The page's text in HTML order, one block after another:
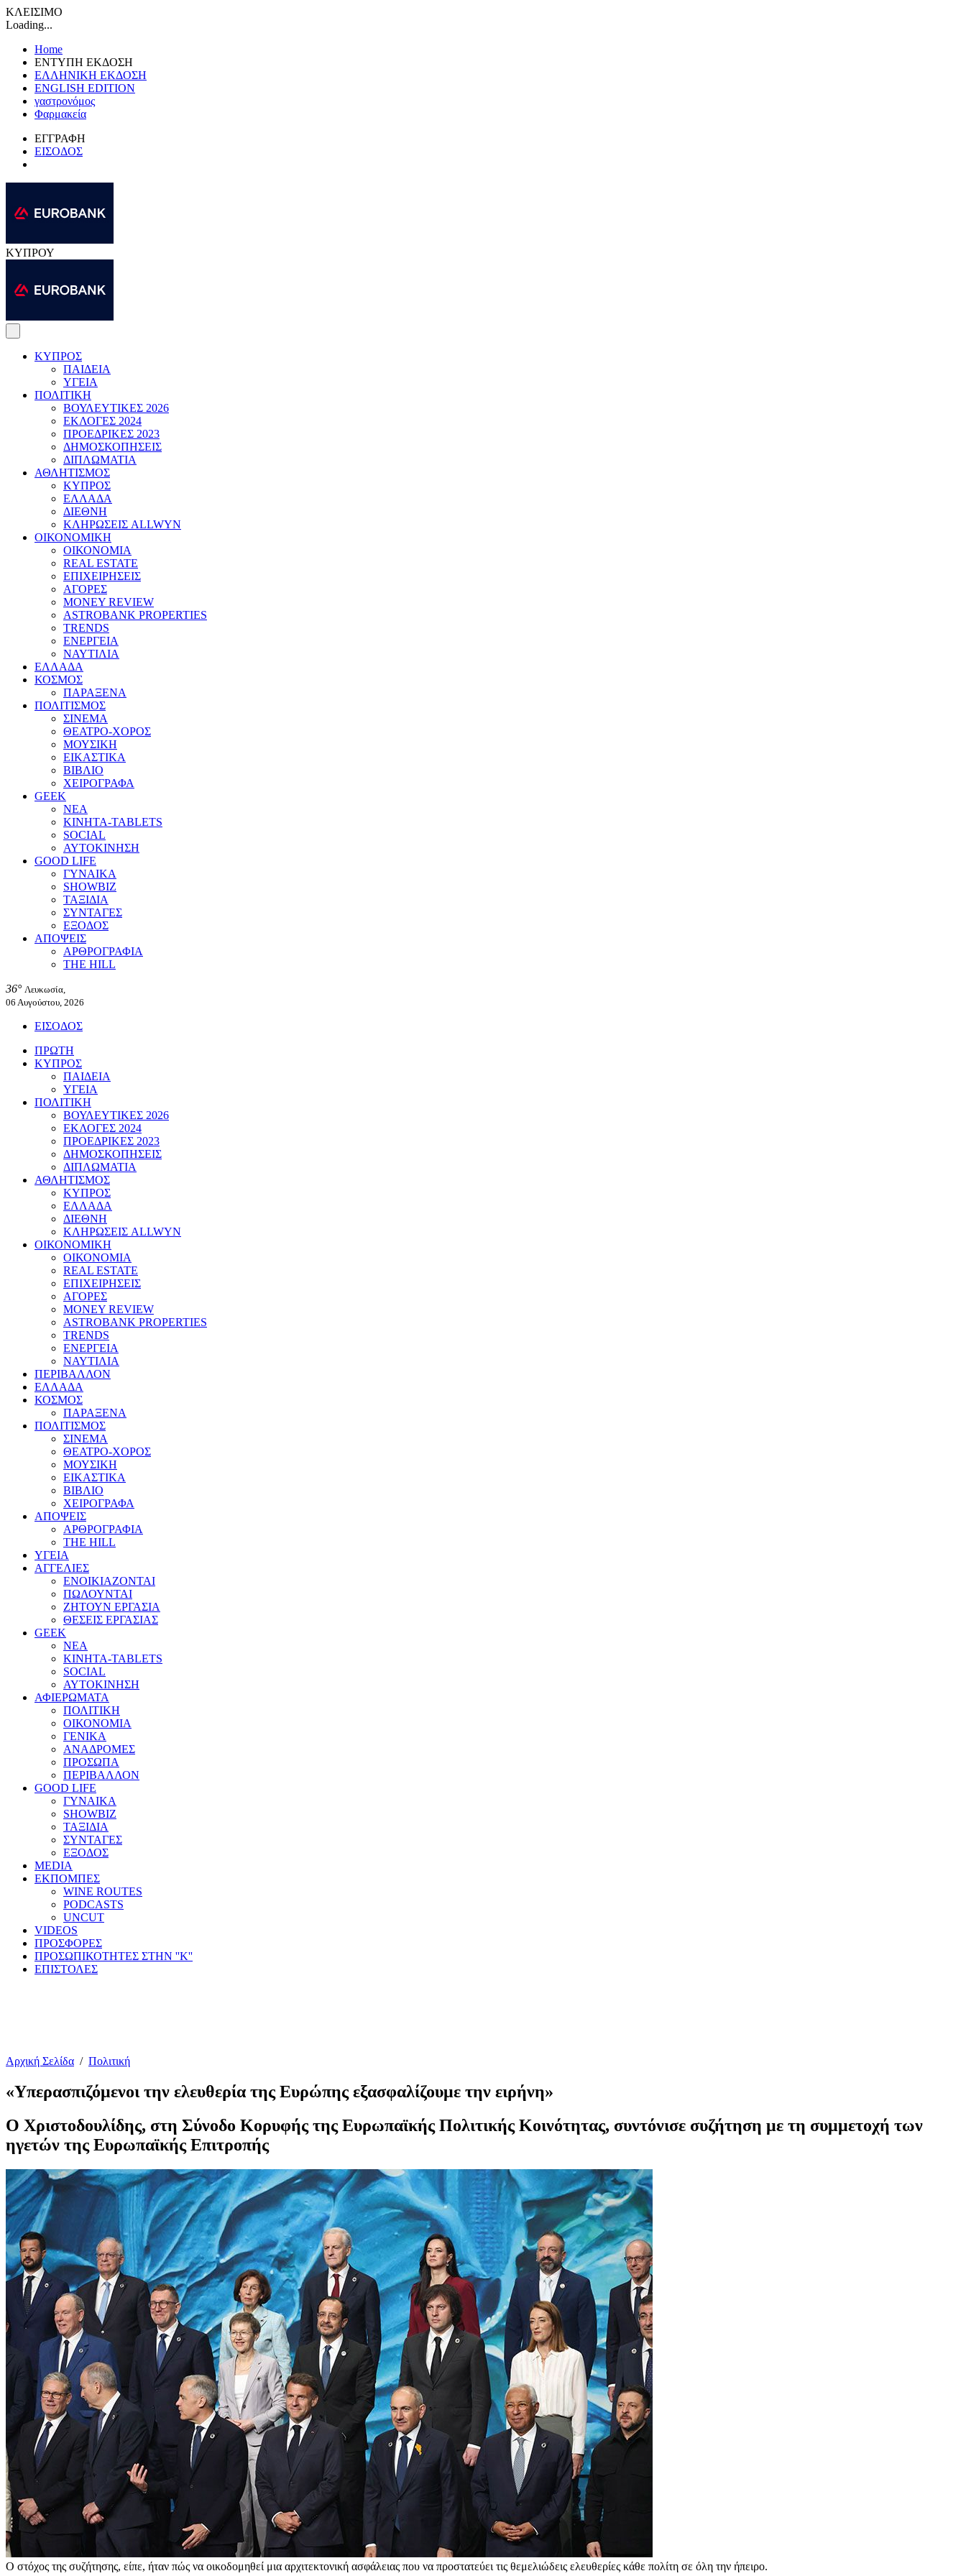
ΚΛΕΙΣΙΜΟ
Loading...
Home
ΕΝΤΥΠΗ ΕΚΔΟΣΗ
ΕΛΛΗΝΙΚΗ ΕΚΔΟΣΗ
ENGLISH EDITION
γαστρονόμος
Φαρμακεία
ΕΓΓΡΑΦΗ
ΕΙΣΟΔΟΣ
ΚΥΠΡΟΥ
ΚΥΠΡΟΣ
ΠΑΙΔΕΙΑ
ΥΓΕΙΑ
ΠΟΛΙΤΙΚΗ
ΒΟΥΛΕΥΤΙΚΕΣ 2026
ΕΚΛΟΓΕΣ 2024
ΠΡΟΕΔΡΙΚΕΣ 2023
ΔΗΜΟΣΚΟΠΗΣΕΙΣ
ΔΙΠΛΩΜΑΤΙΑ
ΑΘΛΗΤΙΣΜΟΣ
ΚΥΠΡΟΣ
ΕΛΛΑΔΑ
ΔΙΕΘΝΗ
ΚΛΗΡΩΣΕΙΣ ALLWYN
ΟΙΚΟΝΟΜΙΚΗ
ΟΙΚΟΝΟΜΙΑ
REAL ESTATE
ΕΠΙΧΕΙΡΗΣΕΙΣ
ΑΓΟΡΕΣ
MONEY REVIEW
ASTROBANK PROPERTIES
TRENDS
ΕΝΕΡΓΕΙΑ
ΝΑΥΤΙΛΙΑ
ΕΛΛΑΔΑ
ΚΟΣΜΟΣ
ΠΑΡΑΞΕΝΑ
ΠΟΛΙΤΙΣΜΟΣ
ΣΙΝΕΜΑ
ΘΕΑΤΡΟ-ΧΟΡΟΣ
ΜΟΥΣΙΚΗ
ΕΙΚΑΣΤΙΚΑ
ΒΙΒΛΙΟ
ΧΕΙΡΟΓΡΑΦΑ
GEEK
ΝΕΑ
ΚΙΝΗΤΑ-TABLETS
SOCIAL
ΑΥΤΟΚΙΝΗΣΗ
GOOD LIFE
ΓΥΝΑΙΚΑ
SHOWBIZ
ΤΑΞΙΔΙΑ
ΣΥΝΤΑΓΕΣ
ΕΞΟΔΟΣ
ΑΠΟΨΕΙΣ
ΑΡΘΡΟΓΡΑΦΙΑ
THE HILL
36° Λευκωσία,
06 Αυγούστου, 2026
ΕΙΣΟΔΟΣ
ΠΡΩΤΗ
ΚΥΠΡΟΣ
ΠΑΙΔΕΙΑ
ΥΓΕΙΑ
ΠΟΛΙΤΙΚΗ
ΒΟΥΛΕΥΤΙΚΕΣ 2026
ΕΚΛΟΓΕΣ 2024
ΠΡΟΕΔΡΙΚΕΣ 2023
ΔΗΜΟΣΚΟΠΗΣΕΙΣ
ΔΙΠΛΩΜΑΤΙΑ
ΑΘΛΗΤΙΣΜΟΣ
ΚΥΠΡΟΣ
ΕΛΛΑΔΑ
ΔΙΕΘΝΗ
ΚΛΗΡΩΣΕΙΣ ALLWYN
ΟΙΚΟΝΟΜΙΚΗ
ΟΙΚΟΝΟΜΙΑ
REAL ESTATE
ΕΠΙΧΕΙΡΗΣΕΙΣ
ΑΓΟΡΕΣ
MONEY REVIEW
ASTROBANK PROPERTIES
TRENDS
ΕΝΕΡΓΕΙΑ
ΝΑΥΤΙΛΙΑ
ΠΕΡΙΒΑΛΛΟΝ
ΕΛΛΑΔΑ
ΚΟΣΜΟΣ
ΠΑΡΑΞΕΝΑ
ΠΟΛΙΤΙΣΜΟΣ
ΣΙΝΕΜΑ
ΘΕΑΤΡΟ-ΧΟΡΟΣ
ΜΟΥΣΙΚΗ
ΕΙΚΑΣΤΙΚΑ
ΒΙΒΛΙΟ
ΧΕΙΡΟΓΡΑΦΑ
ΑΠΟΨΕΙΣ
ΑΡΘΡΟΓΡΑΦΙΑ
THE HILL
ΥΓΕΙΑ
ΑΓΓΕΛΙΕΣ
ΕΝΟΙΚΙΑΖΟΝΤΑΙ
ΠΩΛΟΥΝΤΑΙ
ΖΗΤΟΥΝ ΕΡΓΑΣΙΑ
ΘΕΣΕΙΣ ΕΡΓΑΣΙΑΣ
GEEK
ΝΕΑ
ΚΙΝΗΤΑ-TABLETS
SOCIAL
ΑΥΤΟΚΙΝΗΣΗ
ΑΦΙΕΡΩΜΑΤΑ
ΠΟΛΙΤΙΚΗ
ΟΙΚΟΝΟΜΙΑ
ΓΕΝΙΚΑ
ΑΝΑΔΡΟΜΕΣ
ΠΡΟΣΩΠΑ
ΠΕΡΙΒΑΛΛΟΝ
GOOD LIFE
ΓΥΝΑΙΚΑ
SHOWBIZ
ΤΑΞΙΔΙΑ
ΣΥΝΤΑΓΕΣ
ΕΞΟΔΟΣ
MEDIA
ΕΚΠΟΜΠΕΣ
WINE ROUTES
PODCASTS
UNCUT
VIDEOS
ΠΡΟΣΦΟΡΕΣ
ΠΡΟΣΩΠΙΚΟΤΗΤΕΣ ΣΤΗΝ ''Κ''
ΕΠΙΣΤΟΛΕΣ
Αρχική Σελίδα / Πολιτική
«Υπερασπιζόμενοι την ελευθερία της Ευρώπης εξασφαλίζουμε την ειρήνη»
Ο Χριστοδουλίδης, στη Σύνοδο Κορυφής της Ευρωπαϊκής Πολιτικής Κοινότητας, συντόνισε συζήτηση με τη συμμετοχή των
ηγετών της Ευρωπαϊκής Επιτροπής
Ο στόχος της συζήτησης, είπε, ήταν πώς να οικοδομηθεί μια αρχιτεκτονική ασφάλειας που να προστατεύει τις θεμελιώδεις ελευθερίες κάθε πολίτη σε όλη την ήπειρο.